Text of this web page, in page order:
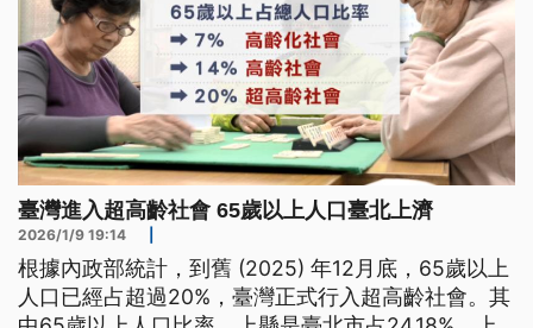
臺灣進入超高齡社會 65歲以上人口臺北上濟
2026/1/9 19:14
根據內政部統計，到舊 (2025) 年12月底，65歲以上
人口已經占超過20%，臺灣正式行入超高齡社會。其